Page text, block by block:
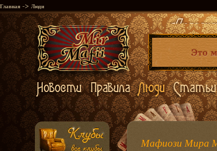
Главная -> Люди
Мафиози Мира